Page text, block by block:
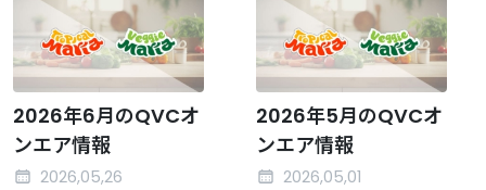
2026年6月のQVCオ
ンエア情報
2026,05,26
2026年5月のQVCオ
ンエア情報
2026,05,01